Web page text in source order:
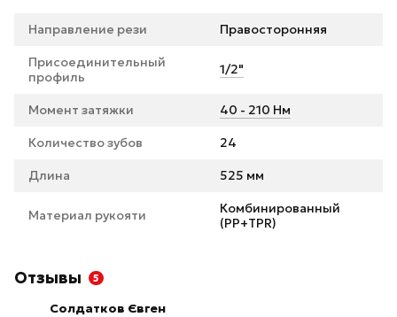
Направление рези Правосторонняя
Присоединительный
профиль
1/2"
Момент затяжки 40 - 210 Нм
Количество зубов 24
Длина 525 мм
Материал рукояти
Комбинированный
(PP+TPR)
Отзывы 5
Солдатков Євген